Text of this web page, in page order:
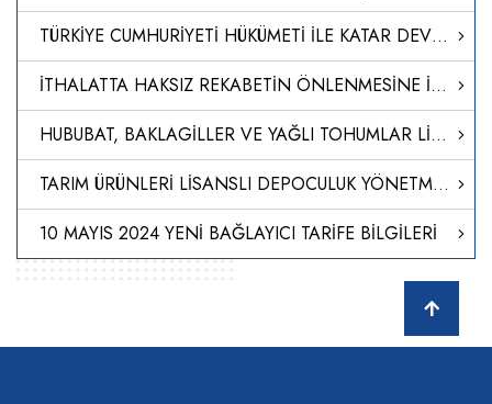
TÜRKİYE CUMHURİYETİ HÜKÜMETİ İLE KATAR DEVLETİ HÜKÜMETİ ARASINDA TİCARET VE EKONOMİK ORTAKLIK ANLAŞMASI İLE ANLAŞMADA DEĞİŞİKLİK YAPILMASINA DAİR NOTALARIN ONAYLANMASI HAKKINDA KARAR (KARAR SAYISI: 8448)
İTHALATTA HAKSIZ REKABETİN ÖNLENMESİNE İLİŞKİN TEBLİĞ (NO: 2024/18)
HUBUBAT, BAKLAGİLLER VE YAĞLI TOHUMLAR LİSANSLI DEPO TEBLİĞİNDE DEĞİŞİKLİK YAPILMASINA DAİR TEBLİĞ
TARIM ÜRÜNLERİ LİSANSLI DEPOCULUK YÖNETMELİĞİNDE DEĞİŞİKLİK YAPILMASINA DAİR YÖNETMELİK
10 MAYIS 2024 YENİ BAĞLAYICI TARİFE BİLGİLERİ